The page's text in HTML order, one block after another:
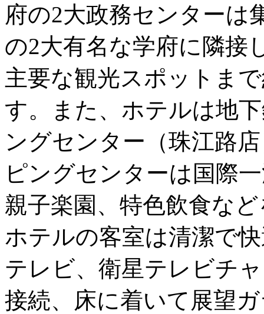
府の2大政務センターは
の2大有名な学府に隣接
主要な観光スポットま
す。また、ホテルは地
ングセンター（珠江路
ピングセンターは国際
親子楽園、特色飲食な
ホテルの客室は清潔で
テレビ、衛星テレビチ
接続、床に着いて展望